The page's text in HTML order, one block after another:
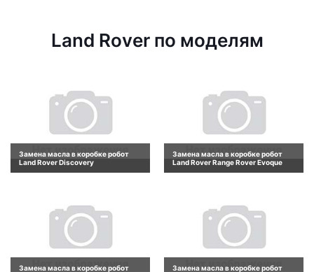
Land Rover по моделям
Замена масла в коробке робот
Land Rover Discovery
Замена масла в коробке робот
Land Rover Range Rover Evoque
Замена масла в коробке робот
Замена масла в коробке робот